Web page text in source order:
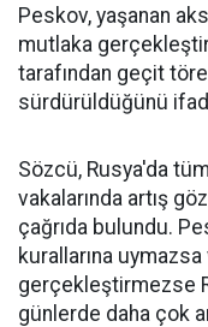
Peskov, yaşanan
mutlaka
tarafından geçit
sürdürüldüğünü
Sözcü, Rusya'da
vakalarında artış
çağrıda bulundu.
kurallarına uymazsa
gerçekleştirmezse
günlerde daha çok